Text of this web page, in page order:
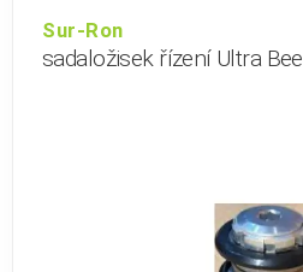
Sur-Ron
sadaložisek řízení Ultra Bee